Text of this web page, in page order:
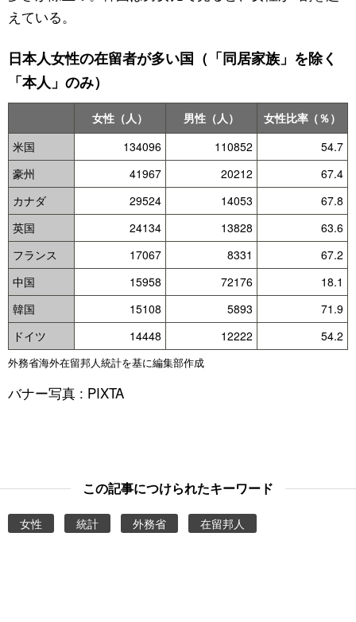
えている。
日本人女性の在留者が多い国（「同居家族」を除く
「本人」のみ）
女性（人） 男性（人）
女性比率（％）
米国
134096 110852
54.7
豪州
41967 20212
67.4
カナダ
29524 14053
67.8
英国
24134 13828
63.6
フランス
17067 8331
67.2
中国
15958 72176
18.1
韓国
15108 5893
71.9
ドイツ
14448 12222 54.2
外務省海外在留邦人統計を基に編集部作成
バナー写真 : PIXTA
この記事につけられたキーワード
女性 統計 外務省 在留邦人